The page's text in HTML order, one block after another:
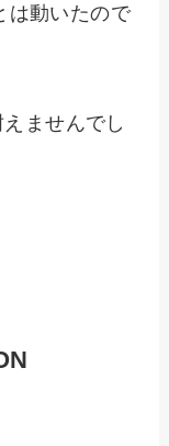
は動いたので
ませんでし